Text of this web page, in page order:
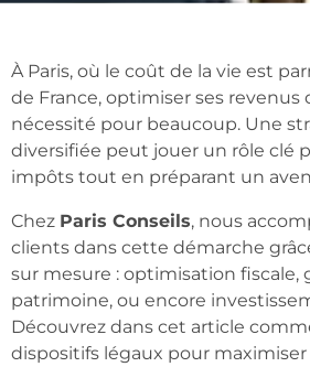
À Paris, où le coût de la vie est
de France, optimiser ses revenus
nécessité pour beaucoup. Une
diversifiée peut jouer un rôle clé
impôts tout en préparant un
Chez Paris Conseils, nous
clients dans cette démarche
sur mesure : optimisation fiscale,
patrimoine, ou encore
Découvrez dans cet article
dispositifs légaux pour maximiser